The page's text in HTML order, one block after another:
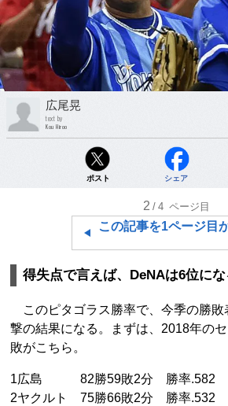
広尾晃
text by
Kou Hiroo
ポスト シェア
2 /4 ページ目
この記事を1ページ目
得失点で言えば、DeNAは6位にな
このピタゴラス勝率で、今季の勝敗
撃の結果になる。まずは、2018年の
敗がこちら。
1広島 82勝59敗2分 勝率.582
2ヤクルト 75勝66敗2分 勝率.532